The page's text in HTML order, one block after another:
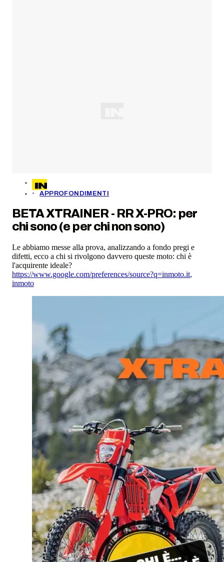
APPROFONDIMENTI
BETA XTRAINER - RR X-PRO: per
chi sono (e per chi non sono)
Le abbiamo messe alla prova, analizzando a fondo pregi e
difetti, ecco a chi si rivolgono davvero queste moto: chi è
l'acquirente ideale?
https://www.google.com/preferences/source?q=inmoto.it,
inmoto